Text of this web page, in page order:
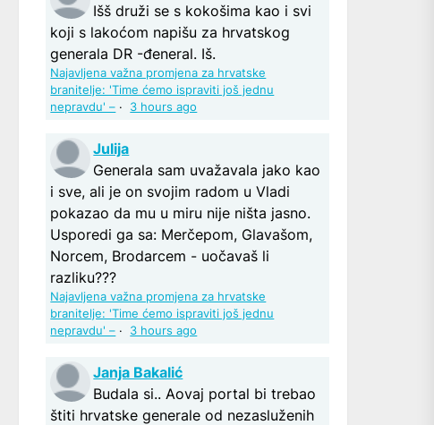
Išš druži se s kokošima kao i svi
koji s lakoćom napišu za hrvatskog
generala DR -đeneral. Iš.
Najavljena važna promjena za hrvatske
branitelje: 'Time ćemo ispraviti još jednu
nepravdu' – · 3 hours ago
Julija
Generala sam uvažavala jako kao
i sve, ali je on svojim radom u Vladi
pokazao da mu u miru nije ništa jasno.
Usporedi ga sa: Merčepom, Glavašom,
Norcem, Brodarcem - uočavaš li
razliku???
Najavljena važna promjena za hrvatske
branitelje: 'Time ćemo ispraviti još jednu
nepravdu' – · 3 hours ago
Janja Bakalić
Budala si.. Aovaj portal bi trebao
štiti hrvatske generale od nezasluženih